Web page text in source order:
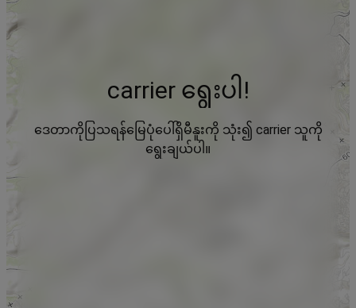
carrier ရွေးပါ!
ဒေတာကိုပြသရန်မြေပုံပေါ်ရှိမီနူးကို သုံး၍ carrier သူကို
ရွေးချယ်ပါ။